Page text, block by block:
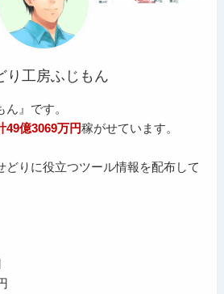
り工房ふじもん
』です。
49億3069万円稼がせています。
どりに役立つツール情報を配布して